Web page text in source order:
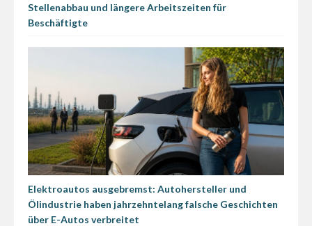
Stellenabbau und längere Arbeitszeiten für
Beschäftigte
Elektroautos ausgebremst: Autohersteller und
Ölindustrie haben jahrzehntelang falsche Geschichten
über E-Autos verbreitet